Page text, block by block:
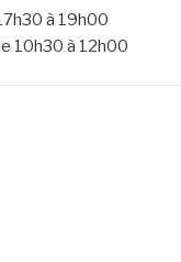
à 19h00
10h30 à 12h00